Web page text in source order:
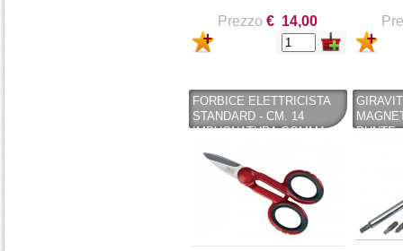
Prezzo € 14,00
FORBICE ELETTRICISTA
STANDARD - CM. 14
IMPUGNATURA GOMMA-
AUSONIA
PUNTE